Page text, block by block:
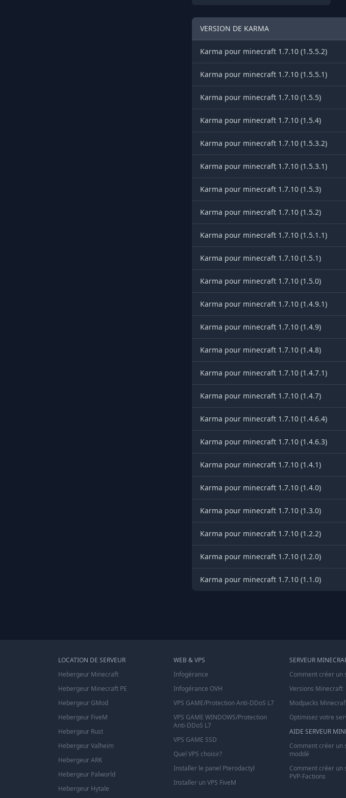
VERSION DE KARMA
Karma pour minecraft 1.7.10 (1.5.5.2)
Karma pour minecraft 1.7.10 (1.5.5.1)
Karma pour minecraft 1.7.10 (1.5.5)
Karma pour minecraft 1.7.10 (1.5.4)
Karma pour minecraft 1.7.10 (1.5.3.2)
Karma pour minecraft 1.7.10 (1.5.3.1)
Karma pour minecraft 1.7.10 (1.5.3)
Karma pour minecraft 1.7.10 (1.5.2)
Karma pour minecraft 1.7.10 (1.5.1.1)
Karma pour minecraft 1.7.10 (1.5.1)
Karma pour minecraft 1.7.10 (1.5.0)
Karma pour minecraft 1.7.10 (1.4.9.1)
Karma pour minecraft 1.7.10 (1.4.9)
Karma pour minecraft 1.7.10 (1.4.8)
Karma pour minecraft 1.7.10 (1.4.7.1)
Karma pour minecraft 1.7.10 (1.4.7)
Karma pour minecraft 1.7.10 (1.4.6.4)
Karma pour minecraft 1.7.10 (1.4.6.3)
Karma pour minecraft 1.7.10 (1.4.1)
Karma pour minecraft 1.7.10 (1.4.0)
Karma pour minecraft 1.7.10 (1.3.0)
Karma pour minecraft 1.7.10 (1.2.2)
Karma pour minecraft 1.7.10 (1.2.0)
Karma pour minecraft 1.7.10 (1.1.0)
LOCATION DE SERVEUR
Hebergeur Minecraft
Hebergeur Minecraft PE
Hebergeur GMod
Hebergeur FiveM
Hebergeur Rust
Hebergeur Valheim
Hebergeur ARK
Hebergeur Palworld
Hebergeur Hytale
WEB & VPS
Infogérance
Infogérance OVH
VPS GAME/Protection Anti-DDoS L7
VPS GAME WINDOWS/Protection
Anti-DDoS L7
VPS GAME SSD
Quel VPS choisir?
Installer le panel Pterodactyl
Installer un VPS FiveM
SERVEUR
Comment créer
Versions Minecraft
Modpacks
Optimisez votre
AIDE SERVEUR
Comment créer
moddé
Comment créer
PVP-Factions